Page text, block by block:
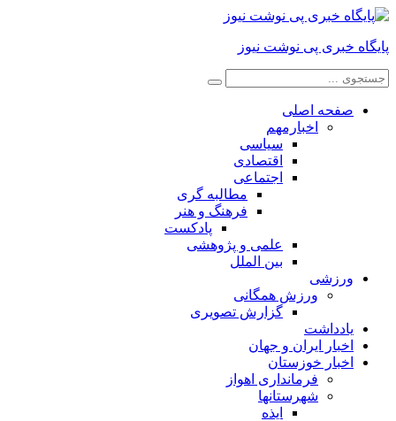
پایگاه خبری پی نوشت نیوز
صفحه اصلی
اخبارمهم
سیاسی
اقتصادی
اجتماعی
مطالبه گری
فرهنگ و هنر
پادکست
علمی و پژوهشی
بین الملل
ورزشی
ورزش همگانی
گزارش تصویری
یادداشت
اخبار ایران و جهان
اخبار خوزستان
فرمانداری اهواز
شهرستانها
ایذه